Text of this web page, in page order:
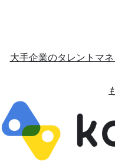
大手企業のタレントマ